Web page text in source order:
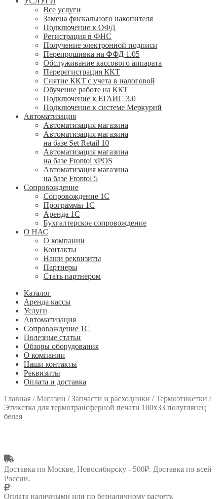
Все услуги
Замена фискального накопителя
Подключение к ОФД
Регистрация в ФНС
Получение электронной подписи
Перепрошивка на ФФД 1.05
Обслуживание кассового аппарата
Перерегистрация ККТ
Снятие ККТ с учета в налоговой
Обучение работе на ККТ
Подключение к ЕГАИС 3.0
Подключение к системе Меркурий
Автоматизация
Автоматизация магазина
Автоматизация магазина
на базе Set Retail 10
Автоматизация магазина
на базе Frontol xPOS
Автоматизация магазина
на базе Frontol 5
Сопровождение
Сопровождение 1С
Программы 1С
Аренда 1С
Бухгалтерское сопровождение
О НАС
О компании
Контакты
Наши реквизиты
Партнеры
Стать партнером
Каталог
Аренда кассы
Услуги
Автоматизация
Сопровождение 1С
Полезные статьи
Обзоры оборудования
О компании
Наши контакты
Реквизиты
Оплата и доставка
Главная /Магазин /Запчасти и расходники /Термоэтикетки /
Этикетка для термотрансферной печати 100х33 полуглянец
белая
Доставка по Москве, Новосибирску - 500₽. Доставка по всей
России.
Оплата наличными или по безналичному расчету.